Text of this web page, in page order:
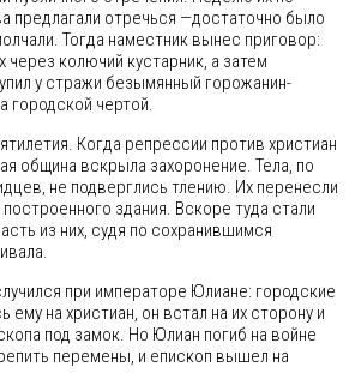
предлагали отречься —достаточно было
Тогда наместник вынес приговор:
колючий кустарник, а затем
у стражи безымянный горожанин-
городской чертой.
Когда репрессии против христиан
община вскрыла захоронение. Тела, по
не подверглись тлению. Их перенесли
здания. Вскоре туда стали
из них, судя по сохранившимся
при императоре Юлиане: городские
ему на христиан, он встал на их сторону и
под замок. Но Юлиан погиб на войне
перемены, и епископ вышел на